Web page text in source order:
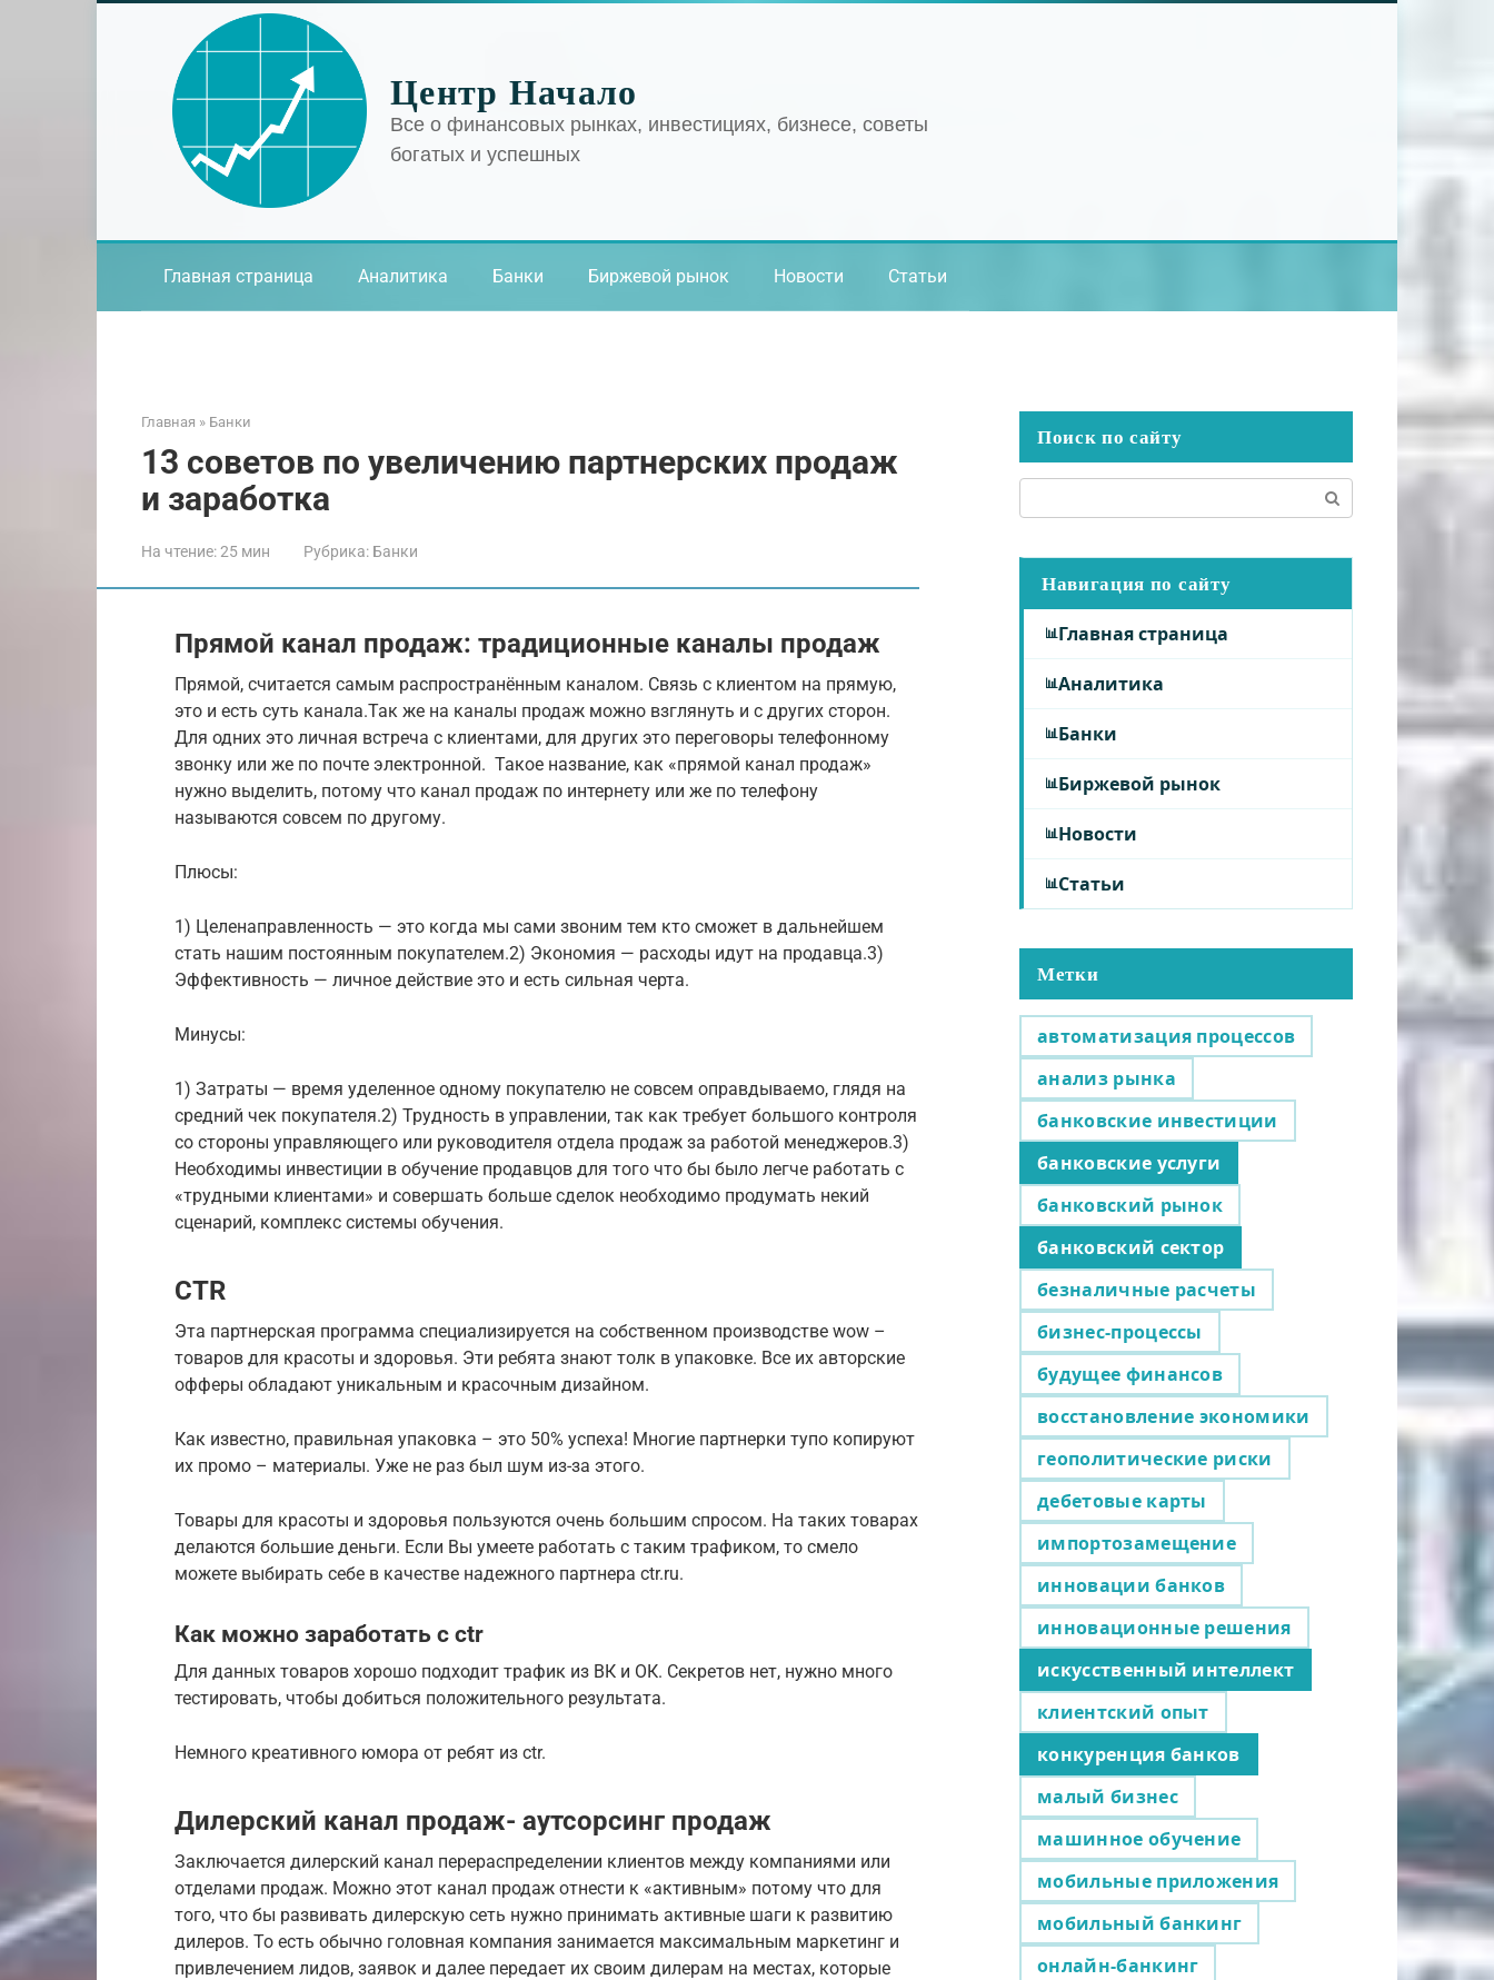
Центр Начало
Все о финансовых рынках, инвестициях, бизнесе, советы
богатых и успешных
Главная страница Аналитика Банки Биржевой рынок Новости Статьи
Главная » Банки
13 советов по увеличению партнерских продаж
и заработка
На чтение:25 мин Рубрика: Банки
Прямой канал продаж: традиционные каналы продаж
Прямой, считается самым распространённым каналом. Связь с клиентом на прямую,
это и есть суть канала.Так же на каналы продаж можно взглянуть и с других сторон.
Для одних это личная встреча с клиентами, для других это переговоры телефонному
звонку или же по почте электронной. Такое название, как «прямой канал продаж»
нужно выделить, потому что канал продаж по интернету или же по телефону
называются совсем по другому.
Плюсы:
1) Целенаправленность — это когда мы сами звоним тем кто сможет в дальнейшем
стать нашим постоянным покупателем.2) Экономия — расходы идут на продавца.3)
Эффективность — личное действие это и есть сильная черта.
Минусы:
1) Затраты — время уделенное одному покупателю не совсем оправдываемо, глядя на
средний чек покупателя.2) Трудность в управлении, так как требует большого контроля
со стороны управляющего или руководителя отдела продаж за работой менеджеров.3)
Необходимы инвестиции в обучение продавцов для того что бы было легче работать с
«трудными клиентами» и совершать больше сделок необходимо продумать некий
сценарий, комплекс системы обучения.
CTR
Эта партнерская программа специализируется на собственном производстве wow –
товаров для красоты и здоровья. Эти ребята знают толк в упаковке. Все их авторские
офферы обладают уникальным и красочным дизайном.
Как известно, правильная упаковка – это 50% успеха! Многие партнерки тупо копируют
их промо – материалы. Уже не раз был шум из-за этого.
Товары для красоты и здоровья пользуются очень большим спросом. На таких товарах
делаются большие деньги. Если Вы умеете работать с таким трафиком, то смело
можете выбирать себе в качестве надежного партнера ctr.ru.
Как можно заработать с ctr
Для данных товаров хорошо подходит трафик из ВК и ОК. Секретов нет, нужно много
тестировать, чтобы добиться положительного результата.
Немного креативного юмора от ребят из ctr.
Дилерский канал продаж- аутсорсинг продаж
Заключается дилерский канал перераспределении клиентов между компаниями или
отделами продаж. Можно этот канал продаж отнести к «активным» потому что для
того, что бы развивать дилерскую сеть нужно принимать активные шаги к развитию
дилеров. То есть обычно головная компания занимается максимальным маркетинг и
привлечением лидов, заявок и далее передает их своим дилерам на местах, которые
Поиск по сайту
Навигация по сайту
Главная страница
Аналитика
Банки
Биржевой рынок
Новости
Статьи
Метки
автоматизация процессов
анализ рынка
банковские инвестиции
банковские услуги
банковский рынок
банковский сектор
безналичные расчеты
бизнес-процессы
будущее финансов
восстановление экономики
геополитические риски
дебетовые карты
импортозамещение
инновации банков
инновационные решения
искусственный интеллект
клиентский опыт
конкуренция банков
малый бизнес
машинное обучение
мобильные приложения
мобильный банкинг
онлайн-банкинг